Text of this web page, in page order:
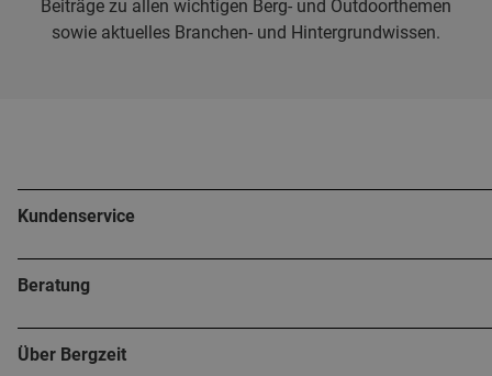
Beiträge zu allen wichtigen Berg- und Outdoorthemen
sowie aktuelles Branchen- und Hintergrundwissen.
Kundenservice
Beratung
Über Bergzeit